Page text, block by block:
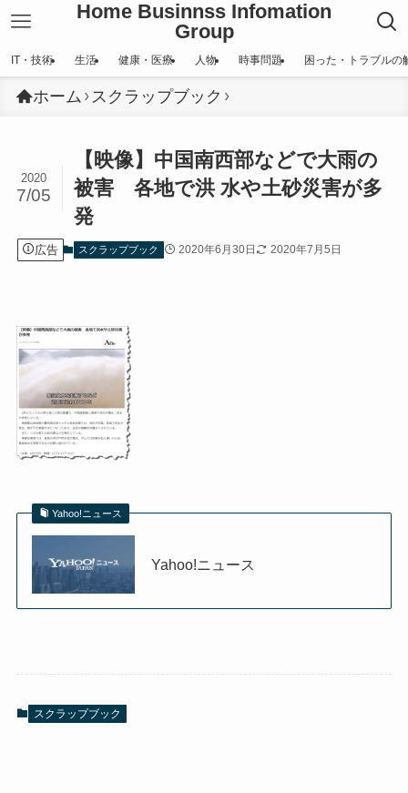
Home Businnss Infomation
Group
IT・技術 生活 健康・医療 人物 時事問題 困った・トラブルの
ホーム スクラップブック
【映像】中国南西部などで大雨の
被害 各地で洪 水や土砂災害が多
発
2020
7/05
広告 スクラップブック 2020年6月30日 2020年7月5日
Yahoo!ニュース
Yahoo!ニュース
スクラップブック